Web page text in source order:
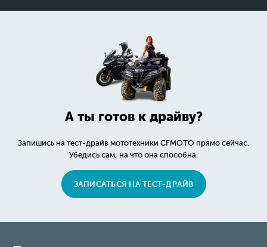
А ты готов к драйву?
Запишись на тест-драйв мототехники CFMOTO прямо сейчас.
Убедись сам, на что она способна.
ЗАПИСАТЬСЯ НА ТЕСТ-ДРАЙВ